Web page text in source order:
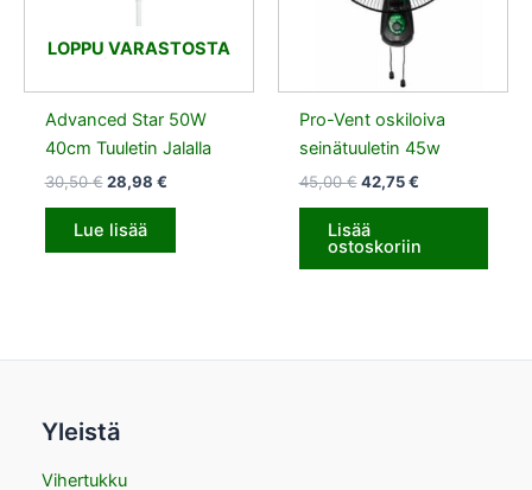
LOPPU VARASTOSTA
Advanced Star 50W
40cm Tuuletin Jalalla
30,50€ 28,98 €
Lue lisää
Pro-Vent oskiloiva
seinätuuletin 45w
45,00€ 42,75€
Lisää
ostoskoriin
Yleistä
Vihertukku